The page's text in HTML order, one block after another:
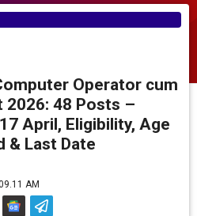
Operator cum
48 Posts –
April, Eligibility, Age
& Last Date
AM